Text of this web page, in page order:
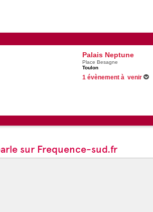
Palais Neptune
Place Besagne
Toulon
1 évènement à venir
sur Frequence-sud.fr